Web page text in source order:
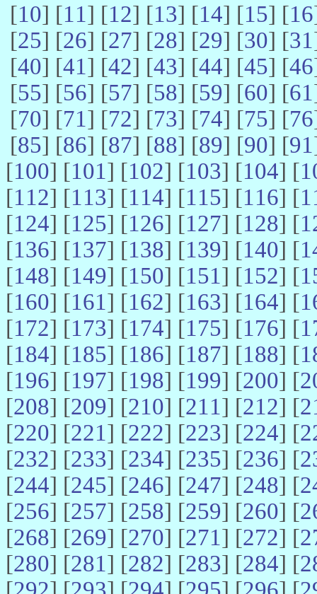
[10] [11] [12] [13] [14] [15] [16
[25] [26] [27] [28] [29] [30] [31
[40] [41] [42] [43] [44] [45] [46
[55] [56] [57] [58] [59] [60] [61
[70] [71] [72] [73] [74] [75] [76
[85] [86] [87] [88] [89] [90] [91
[100] [101] [102] [103] [104] [
[112] [113] [114] [115] [116] [
[124] [125] [126] [127] [128] [
[136] [137] [138] [139] [140] [
[148] [149] [150] [151] [152] [
[160] [161] [162] [163] [164] [
[172] [173] [174] [175] [176] [
[184] [185] [186] [187] [188] [
[196] [197] [198] [199] [200] [
[208] [209] [210] [211] [212] [
[220] [221] [222] [223] [224] [
[232] [233] [234] [235] [236] [
[244] [245] [246] [247] [248] [
[256] [257] [258] [259] [260] [
[268] [269] [270] [271] [272] [
[280] [281] [282] [283] [284] [